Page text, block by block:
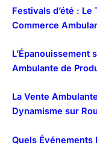
Festivals d’été :
Commerce
L’Épanouissement
Ambulante de
La Vente
Dynamisme sur
Quels Événements